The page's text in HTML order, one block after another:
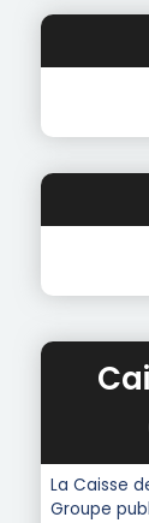
La Caisse
Groupe